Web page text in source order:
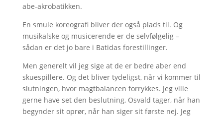
abe-akrobatikken.
En smule koreografi bliver der også plads til. Og
musikalske og musicerende er de selvfølgelig –
sådan er det jo bare i Batidas forestillinger.
Men generelt vil jeg sige at de er bedre aber end
skuespillere. Og det bliver tydeligst, når vi kommer til
slutningen, hvor magtbalancen forrykkes. Jeg ville
gerne have set den beslutning, Osvald tager, når han
begynder sit oprør, når han siger sit første nej. Jeg